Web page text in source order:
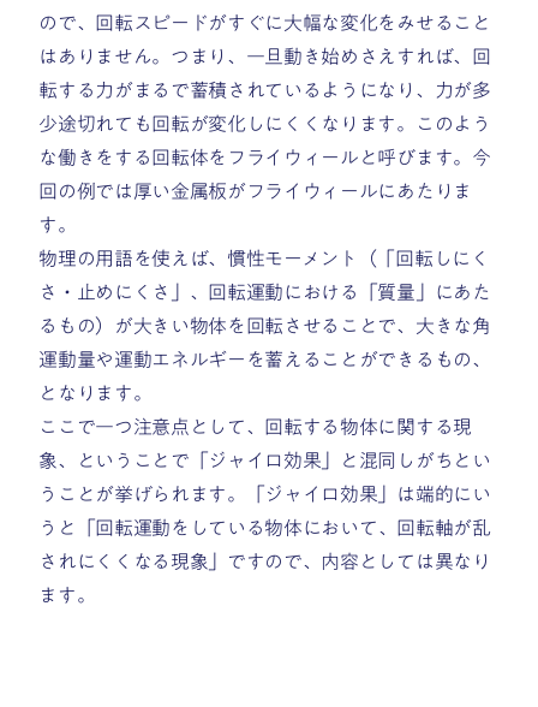
ので、回転スピードがすぐに大幅な変化をみせること
はありません。つまり、一旦動き始めさえすれば、回
転する力がまるで蓄積されているようになり、力が多
少途切れても回転が変化しにくくなります。このよう
な働きをする回転体をフライウィールと呼びます。今
回の例では厚い金属板がフライウィールにあたりま
す。
物理の用語を使えば、慣性モーメント（「回転しにく
さ・止めにくさ」、回転運動における「質量」にあた
るもの）が大きい物体を回転させることで、大きな角
運動量や運動エネルギーを蓄えることができるもの、
となります。
ここで一つ注意点として、回転する物体に関する現
象、ということで「ジャイロ効果」と混同しがちとい
うことが挙げられます。「ジャイロ効果」は端的にい
うと
「回転運動をしている物体において、回転軸が乱
されにくくなる現象」ですので、内容としては異なり
ます。